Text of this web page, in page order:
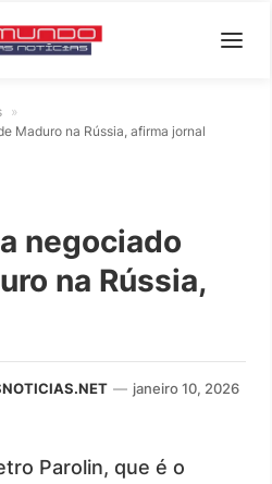
»
Maduro na Rússia, afirma jornal
negociado
na Rússia,
— janeiro 10, 2026
Parolin, que é o